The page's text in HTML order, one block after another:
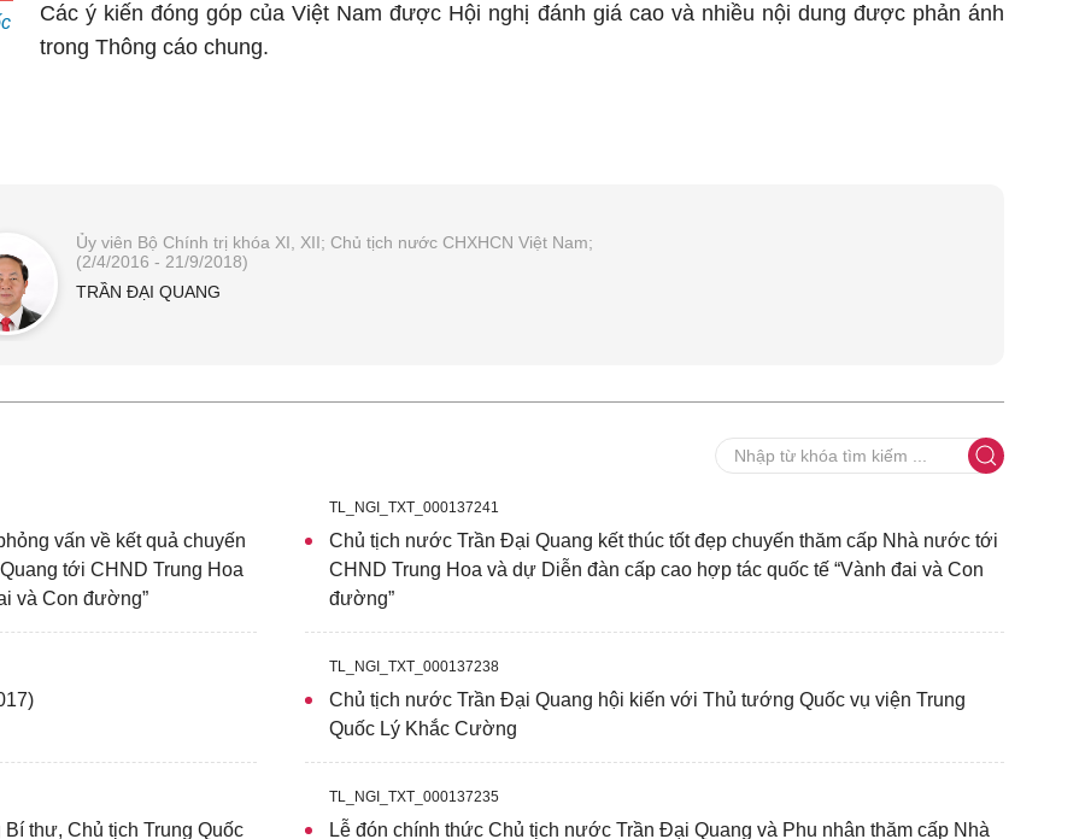
Các ý kiến đóng góp của Việt Nam được Hội nghị đánh giá cao và nhiều nội dung được phản ánh
trong Thông cáo chung.
Ủy viên Bộ Chính trị khóa XI, XII; Chủ tịch nước CHXHCN Việt Nam;
(2/4/2016 - 21/9/2018)
TRẦN ĐẠI QUANG
vấn về kết quả chuyến
tới CHND Trung Hoa
và Con đường”
TL_NGI_TXT_000137241
Chủ tịch nước Trần Đại Quang kết thúc tốt đẹp chuyến thăm cấp Nhà nước tới
CHND Trung Hoa và dự Diễn đàn cấp cao hợp tác quốc tế “Vành đai và Con
đường”
TL_NGI_TXT_000137238
Chủ tịch nước Trần Đại Quang hội kiến với Thủ tướng Quốc vụ viện Trung
Quốc Lý Khắc Cường
thư, Chủ tịch Trung Quốc
TL_NGI_TXT_000137235
Lễ đón chính thức Chủ tịch nước Trần Đại Quang và Phu nhân thăm cấp Nhà